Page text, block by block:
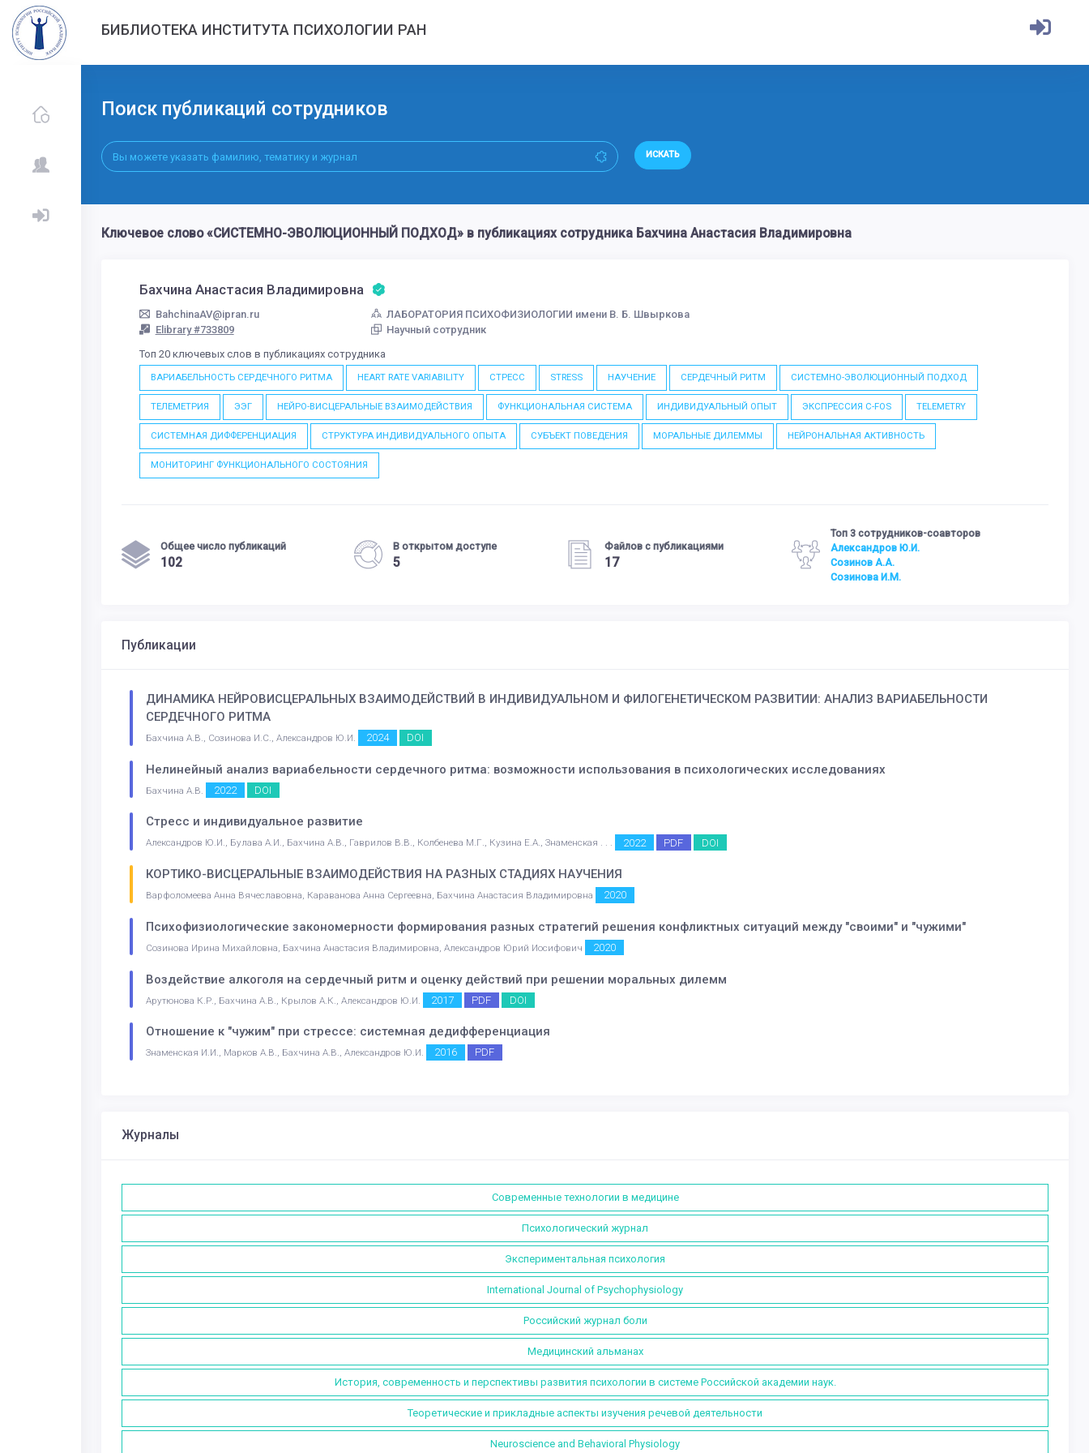
БИБЛИОТЕКА ИНСТИТУТА ПСИХОЛОГИИ РАН
Поиск публикаций сотрудников
ИСКАТЬ
Ключевое слово «СИСТЕМНО-ЭВОЛЮЦИОННЫЙ ПОДХОД» в публикациях сотрудника Бахчина Анастасия Владимировна
Бахчина Анастасия Владимировна
BahchinaAV@ipran.ru
Elibrary #733809
ЛАБОРАТОРИЯ ПСИХОФИЗИОЛОГИИ имени В. Б. Швыркова
Научный сотрудник
Топ 20 ключевых слов в публикациях сотрудника
ВАРИАБЕЛЬНОСТЬ СЕРДЕЧНОГО РИТМА HEART RATE VARIABILITY СТРЕСС STRESS НАУЧЕНИЕ СЕРДЕЧНЫЙ РИТМ СИСТЕМНО-ЭВОЛЮЦИОННЫЙ ПОДХОД
ТЕЛЕМЕТРИЯ ЭЭГ НЕЙРО-ВИСЦЕРАЛЬНЫЕ ВЗАИМОДЕЙСТВИЯ ФУНКЦИОНАЛЬНАЯ СИСТЕМА ИНДИВИДУАЛЬНЫЙ ОПЫТ ЭКСПРЕССИЯ C-FOS TELEMETRY
СИСТЕМНАЯ ДИФФЕРЕНЦИАЦИЯ СТРУКТУРА ИНДИВИДУАЛЬНОГО ОПЫТА СУБЪЕКТ ПОВЕДЕНИЯ МОРАЛЬНЫЕ ДИЛЕММЫ НЕЙРОНАЛЬНАЯ АКТИВНОСТЬ
МОНИТОРИНГ ФУНКЦИОНАЛЬНОГО СОСТОЯНИЯ
Общее число публикаций
102
В открытом доступе
5
Файлов с публикациями
17
Топ 3 сотрудников-соавторов
Александров Ю.И.
Созинов А.А.
Созинова И.М.
Публикации
ДИНАМИКА НЕЙРОВИСЦЕРАЛЬНЫХ ВЗАИМОДЕЙСТВИЙ В ИНДИВИДУАЛЬНОМ И ФИЛОГЕНЕТИЧЕСКОМ РАЗВИТИИ: АНАЛИЗ ВАРИАБЕЛЬНОСТИ
СЕРДЕЧНОГО РИТМА
Бахчина А.В., Созинова И.С., Александров Ю.И. 2024 DOI
Нелинейный анализ вариабельности сердечного ритма: возможности использования в психологических исследованиях
Бахчина А.В. 2022 DOI
Стресс и индивидуальное развитие
Александров Ю.И., Булава А.И., Бахчина А.В., Гаврилов В.В., Колбенева М.Г., Кузина Е.А., Знаменская . . . 2022 PDF DOI
КОРТИКО-ВИСЦЕРАЛЬНЫЕ ВЗАИМОДЕЙСТВИЯ НА РАЗНЫХ СТАДИЯХ НАУЧЕНИЯ
Варфоломеева Анна Вячеславовна, Караванова Анна Сергеевна, Бахчина Анастасия Владимировна 2020
Психофизиологические закономерности формирования разных стратегий решения конфликтных ситуаций между "своими" и "чужими"
Созинова Ирина Михайловна, Бахчина Анастасия Владимировна, Александров Юрий Иосифович 2020
Воздействие алкоголя на сердечный ритм и оценку действий при решении моральных дилемм
Арутюнова К.Р., Бахчина А.В., Крылов А.К., Александров Ю.И. 2017 PDF DOI
Отношение к "чужим" при стрессе: системная дедифференциация
Знаменская И.И., Марков А.В., Бахчина А.В., Александров Ю.И. 2016 PDF
Журналы
Современные технологии в медицине
Психологический журнал
Экспериментальная психология
International Journal of Psychophysiology
Российский журнал боли
Медицинский альманах
История, современность и перспективы развития психологии в системе Российской академии наук.
Теоретические и прикладные аспекты изучения речевой деятельности
Neuroscience and Behavioral Physiology